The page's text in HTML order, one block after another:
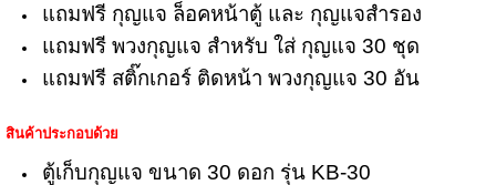
แถมฟรี กุญแจ ล็อคหน้าตู้ และ กุญแจสำรอง
แถมฟรี พวงกุญแจ สำหรับ ใส่ กุญแจ 30 ชุด
แถมฟรี สติ๊กเกอร์ ติดหน้า พวงกุญแจ 30 อัน
สินค้าประกอบด้วย
ตู้เก็บกุญแจ ขนาด 30 ดอก รุ่น KB-30